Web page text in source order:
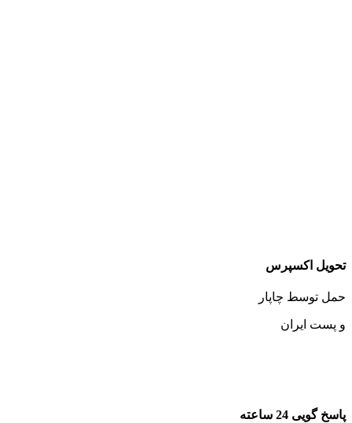
تحویل اکسپرس
حمل توسط چاپار
و پست ایران
پاسخ گویی 24 ساعته